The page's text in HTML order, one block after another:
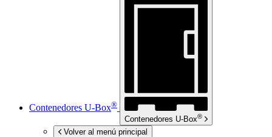
Contenedores U-Box®
Contenedores U-Box®
Volver al menú principal